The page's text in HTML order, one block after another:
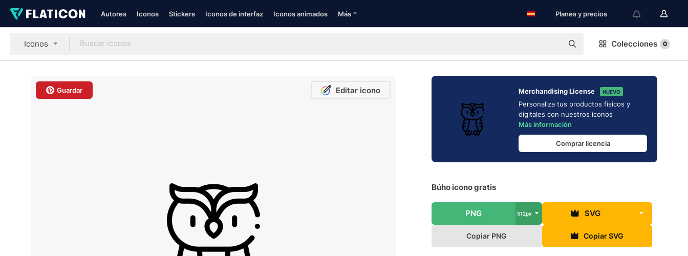
Autores Iconos Stickers Iconos de interfaz Iconos animados Más Planes y precios
Iconos Colecciones 0
Guardar Editar icono Merchandising License NUEVO
Personaliza tus productos físicos y
digitales con nuestros iconos
Más información
Comprar licencia
Búho icono gratis
PNG 512px SVG
Copiar PNG Copiar SVG